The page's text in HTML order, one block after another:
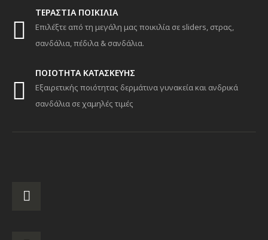
ΤΕΡΑΣΤΙΑ ΠΟΙΚΙΛΙΑ
Επιλέξτε από τη μεγάλη μας ποικιλία σε sliders, στρας,
σανδάλια, πέδιλα & σανδάλια.
ΠΟΙΟΤΗΤΑ ΚΑΤΑΣΚΕΥΗΣ
Εξαιρετικής ποιότητας δερμάτινα γυνακεία και ανδρικά
σανδάλια σε χαμηλές τιμές